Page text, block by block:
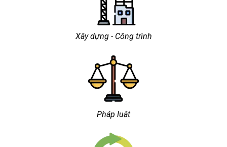
Xây dựng - Công trình
Pháp luật